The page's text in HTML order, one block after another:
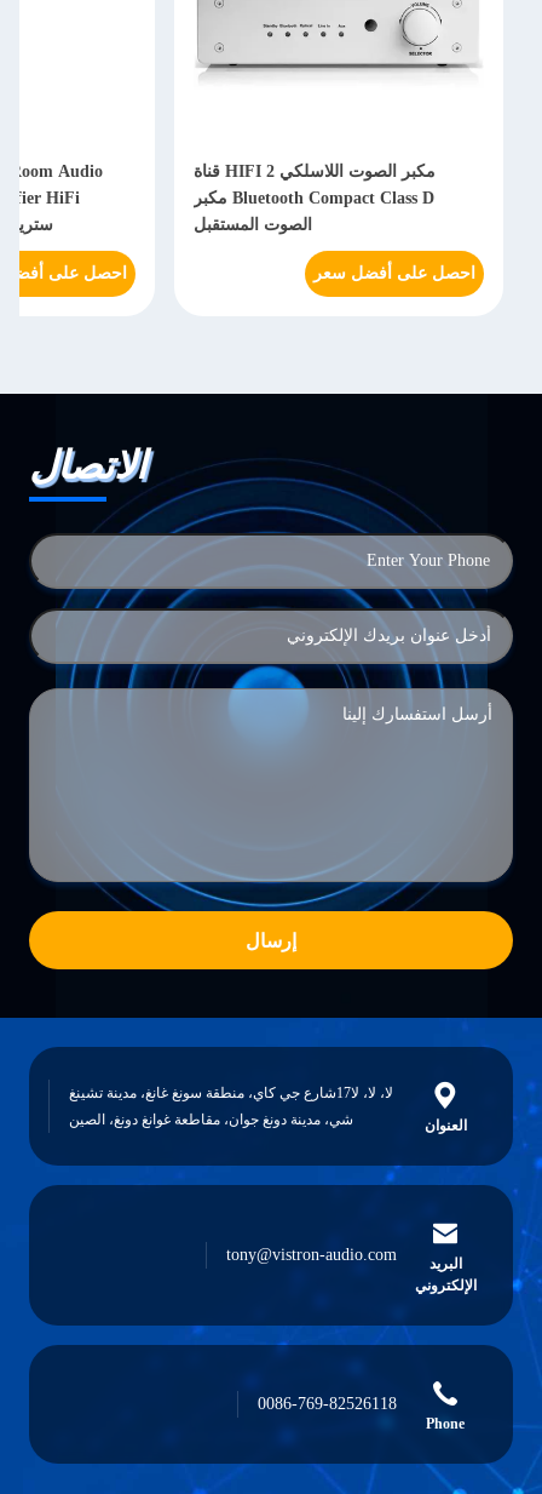
مكبر الصوت اللاسلكي HIFI 2 قناة
Bluetooth Compact Class D مكبر
سعر
Bluetooth WiFi Multi Room Audio
Streamer Amplifier HiFi ستيريو
ستريمينغ مكبر صوتي مستقبل
احصل على أفضل سعر
الاتصال
لا، لا، لا17شارع جي كاي، منطقة سونغ غانغ، مدينة تشينغ
شي، مدينة دونغ جوان، مقاطعة غوانغ دونغ، الصين
tony@vistron-
0086-769-